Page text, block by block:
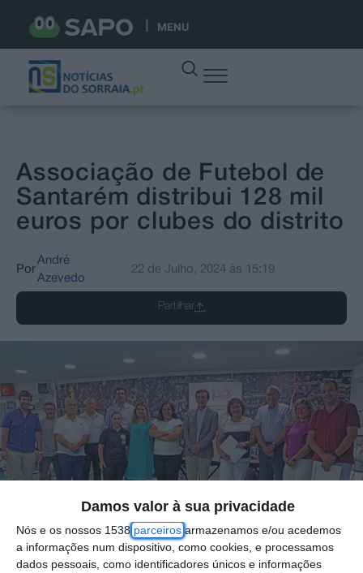
Damos valor à sua privacidade
Nós e os nossos 1538parceirosarmazenamos e/ou acedemos
a informações num dispositivo, como cookies, e processamos
dados pessoais, como identificadores únicos e informações
MENU
Associação de Futebol de
Santarém distribui 128 mil
euros por clubes do distrito
Por
André
Azevedo
22 de Julho, 2024 às 15:19
Partilhar